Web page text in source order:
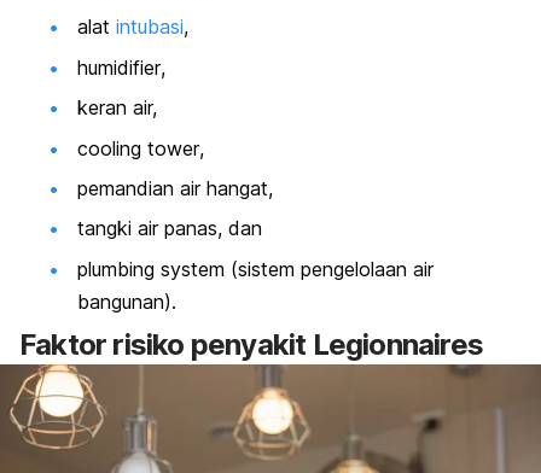
alat intubasi,
humidifier,
keran air,
cooling tower,
pemandian air hangat,
tangki air panas, dan
plumbing system (sistem pengelolaan air
bangunan).
Faktor risiko penyakit Legionnaires